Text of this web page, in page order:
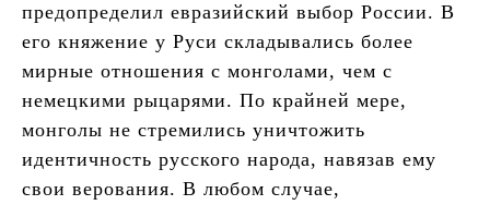
предопределил евразийский выбор России. В
его княжение у Руси складывались более
мирные отношения с монголами, чем с
немецкими рыцарями. По крайней мере,
монголы не стремились уничтожить
идентичность русского народа, навязав ему
свои верования. В любом случае,